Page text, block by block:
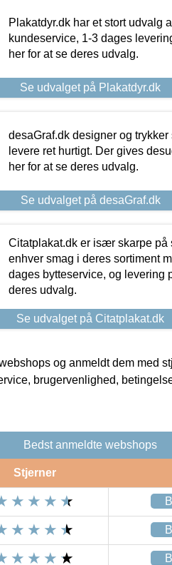
Plakatdyr.dk har et stort udvalg
kundeservice, 1-3 dages
her for at se deres udvalg.
Se udvalget på Plakatdyr.dk
desaGraf.dk designer og
levere ret hurtigt. Der gives
her for at se deres udvalg.
Se udvalget på desaGraf.dk
Citatplakat.dk er især skarpe på
enhver smag i deres sortiment
dages bytteservice, og levering
deres udvalg.
Se udvalget på Citatplakat.dk
og anmeldt dem med
brugervenlighed,
Bedst anmeldte webshops
Stjerner